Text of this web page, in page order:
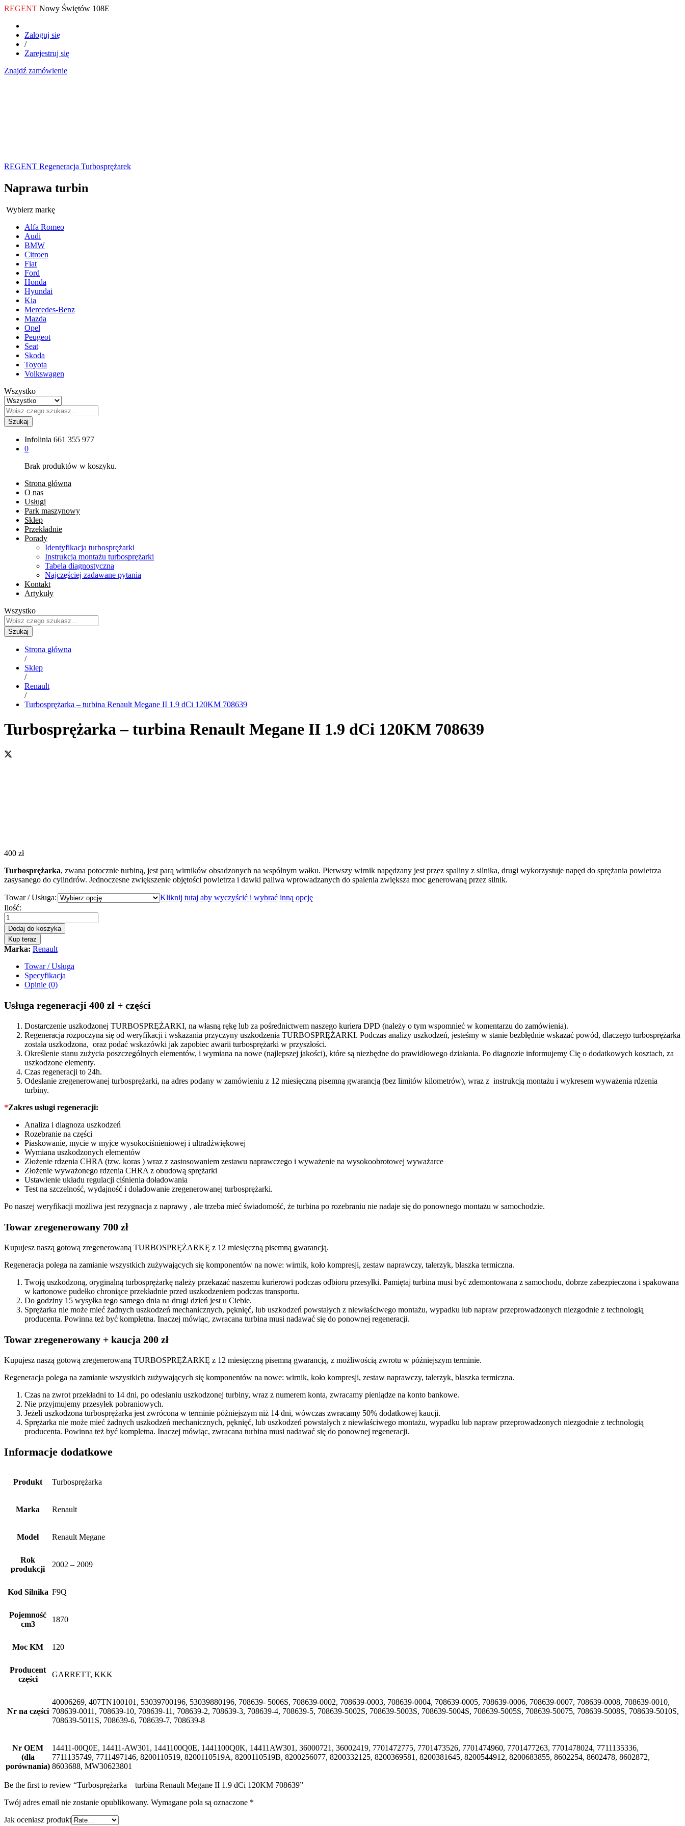
REGENT Nowy Świętów 108E
Zaloguj się
/
Zarejestruj się
Znajdź zamówienie
REGENT Regeneracja Turbosprężarek
Naprawa turbin
Wybierz markę
Alfa Romeo
Audi
BMW
Citroen
Fiat
Ford
Honda
Hyundai
Kia
Mercedes-Benz
Mazda
Opel
Peugeot
Seat
Skoda
Toyota
Volkswagen
Wszystko
Szukaj
Infolinia 661 355 977
0
Brak produktów w koszyku.
Strona główna
O nas
Usługi
Park maszynowy
Sklep
Przekładnie
Porady
Identyfikacja turbosprężarki
Instrukcja montażu turbosprężarki
Tabela diagnostyczna
Najczęściej zadawane pytania
Kontakt
Artykuły
Wszystko
Szukaj
Strona główna
/
Sklep
/
Renault
/
Turbosprężarka – turbina Renault Megane II 1.9 dCi 120KM 708639
Turbosprężarka – turbina Renault Megane II 1.9 dCi 120KM 708639
400 zł
Turbosprężarka, zwana potocznie turbiną, jest parą wirników obsadzonych na wspólnym wałku. Pierwszy wirnik napędzany jest przez spaliny z silnika, drugi wykorzystuje napęd do sprężania powietrza
zasysanego do cylindrów. Jednoczesne zwiększenie objętości powietrza i dawki paliwa wprowadzanych do spalenia zwiększa moc generowaną przez silnik.
Towar / Usługa:
Kliknij tutaj aby wyczyścić i wybrać inną opcję
Turbosprężarka
turbina
Renault
Megane
II
120KM
708639
Ilość:
Dodaj do koszyka
Kup teraz
Marka: Renault
Towar / Usługa
Specyfikacja
Opinie (0)
Usługa regeneracji 400 zł + części
Dostarczenie uszkodzonej TURBOSPRĘŻARKI, na własną rękę lub za pośrednictwem naszego kuriera DPD (należy o tym wspomnieć w komentarzu do zamówienia).
Regeneracja rozpoczyna się od weryfikacji i wskazania przyczyny uszkodzenia TURBOSPRĘŻARKI. Podczas analizy uszkodzeń, jesteśmy w stanie bezbłędnie wskazać powód, dlaczego turbosprężarka
została uszkodzona, oraz podać wskazówki jak zapobiec awarii turbosprężarki w przyszłości.
Określenie stanu zużycia poszczególnych elementów, i wymiana na nowe (najlepszej jakości), które są niezbędne do prawidłowego działania. Po diagnozie informujemy Cię o dodatkowych kosztach, za
uszkodzone elementy.
Czas regeneracji to 24h.
Odesłanie zregenerowanej turbosprężarki, na adres podany w zamówieniu z 12 miesięczną pisemną gwarancją (bez limitów kilometrów), wraz z instrukcją montażu i wykresem wyważenia rdzenia
turbiny.
*Zakres usługi regeneracji:
Analiza i diagnoza uszkodzeń
Rozebranie na części
Piaskowanie, mycie w myjce wysokociśnieniowej i ultradźwiękowej
Wymiana uszkodzonych elementów
Złożenie rdzenia CHRA (tzw. koras ) wraz z zastosowaniem zestawu naprawczego i wyważenie na wysokoobrotowej wyważarce
Złożenie wyważonego rdzenia CHRA z obudową sprężarki
Ustawienie układu regulacji ciśnienia doładowania
Test na szczelność, wydajność i doładowanie zregenerowanej turbosprężarki.
Po naszej weryfikacji możliwa jest rezygnacja z naprawy , ale trzeba mieć świadomość, że turbina po rozebraniu nie nadaje się do ponownego montażu w samochodzie.
Towar zregenerowany 700 zł
Kupujesz naszą gotową zregenerowaną TURBOSPRĘŻARKĘ z 12 miesięczną pisemną gwarancją.
Regeneracja polega na zamianie wszystkich zużywających się komponentów na nowe: wirnik, koło kompresji, zestaw naprawczy, talerzyk, blaszka termiczna.
Twoją uszkodzoną, oryginalną turbosprężarkę należy przekazać naszemu kurierowi podczas odbioru przesyłki. Pamiętaj turbina musi być zdemontowana z samochodu, dobrze zabezpieczona i spakowana
w kartonowe pudełko chroniące przekładnie przed uszkodzeniem podczas transportu.
Do godziny 15 wysyłka tego samego dnia na drugi dzień jest u Ciebie.
Sprężarka nie może mieć żadnych uszkodzeń mechanicznych, pęknięć, lub uszkodzeń powstałych z niewłaściwego montażu, wypadku lub napraw przeprowadzonych niezgodnie z technologią
producenta. Powinna też być kompletna. Inaczej mówiąc, zwracana turbina musi nadawać się do ponownej regeneracji.
Towar zregenerowany + kaucja 200 zł
Kupujesz naszą gotową zregenerowaną TURBOSPRĘŻARKĘ z 12 miesięczną pisemną gwarancją, z możliwością zwrotu w późniejszym terminie.
Regeneracja polega na zamianie wszystkich zużywających się komponentów na nowe: wirnik, koło kompresji, zestaw naprawczy, talerzyk, blaszka termiczna.
Czas na zwrot przekładni to 14 dni, po odesłaniu uszkodzonej turbiny, wraz z numerem konta, zwracamy pieniądze na konto bankowe.
Nie przyjmujemy przesyłek pobraniowych.
Jeżeli uszkodzona turbosprężarka jest zwrócona w terminie późniejszym niż 14 dni, wówczas zwracamy 50% dodatkowej kaucji.
Sprężarka nie może mieć żadnych uszkodzeń mechanicznych, pęknięć, lub uszkodzeń powstałych z niewłaściwego montażu, wypadku lub napraw przeprowadzonych niezgodnie z technologią
producenta. Powinna też być kompletna. Inaczej mówiąc, zwracana turbina musi nadawać się do ponownej regeneracji.
Informacje dodatkowe
Produkt Turbosprężarka
Marka Renault
Model Renault Megane
Rok
produkcji
2002 – 2009
Kod Silnika F9Q
Pojemność
cm3
1870
Moc KM 120
Producent
części
GARRETT, KKK
Nr na części
40006269, 407TN100101, 53039700196, 53039880196, 708639- 5006S, 708639-0002, 708639-0003, 708639-0004, 708639-0005, 708639-0006, 708639-0007, 708639-0008, 708639-0010,
708639-0011, 708639-10, 708639-11, 708639-2, 708639-3, 708639-4, 708639-5, 708639-5002S, 708639-5003S, 708639-5004S, 708639-5005S, 708639-50075, 708639-5008S, 708639-5010S,
708639-5011S, 708639-6, 708639-7, 708639-8
Nr OEM
(dla
porównania)
14411-00Q0E, 14411-AW301, 1441100Q0E, 1441100Q0K, 14411AW301, 36000721, 36002419, 7701472775, 7701473526, 7701474960, 7701477263, 7701478024, 7711135336,
7711135749, 7711497146, 8200110519, 8200110519A, 8200110519B, 8200256077, 8200332125, 8200369581, 8200381645, 8200544912, 8200683855, 8602254, 8602478, 8602872,
8603688, MW30623801
Be the first to review “Turbosprężarka – turbina Renault Megane II 1.9 dCi 120KM 708639”
Twój adres email nie zostanie opublikowany. Wymagane pola są oznaczone *
Jak oceniasz produkt